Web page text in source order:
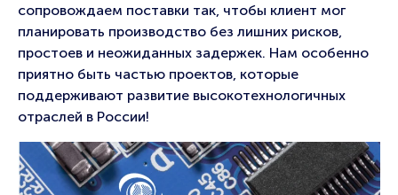
сопровождаем поставки так, чтобы клиент мог
планировать производство без лишних рисков,
простоев и неожиданных задержек. Нам особенно
приятно быть частью проектов, которые
поддерживают развитие высокотехнологичных
отраслей в России!